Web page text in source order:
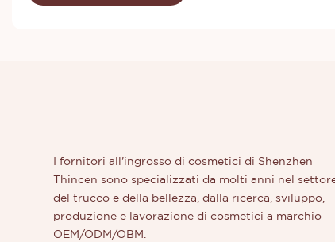
I fornitori all'ingrosso di cosmetici di Shenzhen
Thincen sono specializzati da molti anni nel
del trucco e della bellezza, dalla ricerca, sviluppo,
produzione e lavorazione di cosmetici a marchio
OEM/ODM/OBM.